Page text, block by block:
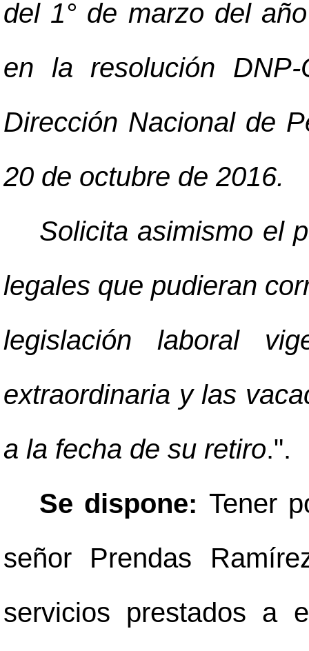
del 1° de marzo del
en la resolución
Dirección Nacional de
20 de octubre de 2016.
Solicita asimismo el
legales que pudieran
legislación laboral
extraordinaria y las
a la fecha de su retiro.".
Se dispone: Tener
señor Prendas
servicios prestados a